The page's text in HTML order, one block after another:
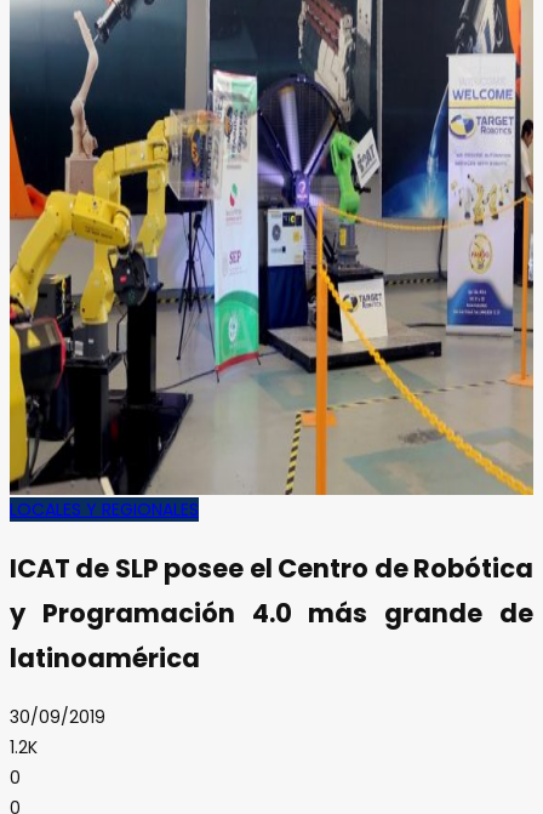
LOCALES Y REGIONALES
ICAT de SLP posee el Centro de Robótica
y Programación 4.0 más grande de
latinoamérica
30/09/2019
1.2K
0
0